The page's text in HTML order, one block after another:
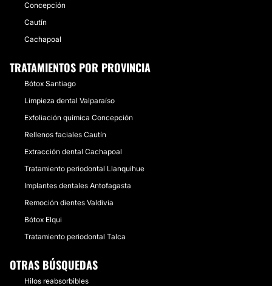
Concepción
Cautín
Cachapoal
TRATAMIENTOS POR PROVINCIA
Bótox Santiago
Limpieza dental Valparaíso
Exfoliación química Concepción
Rellenos faciales Cautín
Extracción dental Cachapoal
Tratamiento periodontal Llanquihue
Implantes dentales Antofagasta
Remoción dientes Valdivia
Bótox Elqui
Tratamiento periodontal Talca
OTRAS BÚSQUEDAS
Hilos reabsorbibles